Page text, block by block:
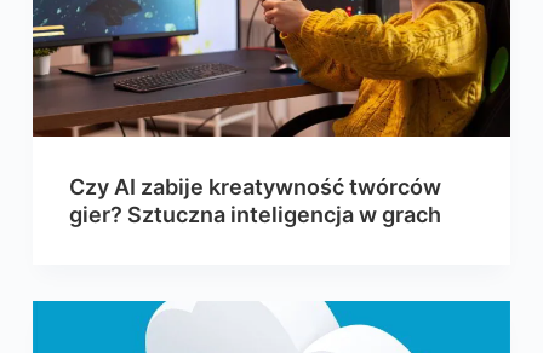
Czy AI zabije kreatywność twórców
gier? Sztuczna inteligencja w grach